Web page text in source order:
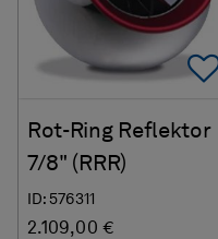
Rot-Ring Reflektor
7/8" (RRR)
ID: 576311
2.109,00 €